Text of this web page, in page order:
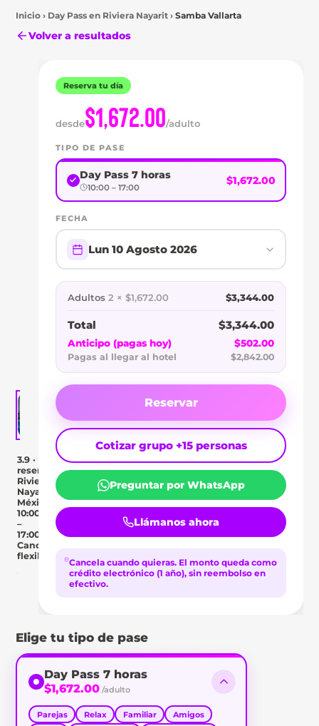
Inicio › Day Pass en Riviera Nayarit › Samba Vallarta
Volver a resultados
Riviera
DAY
PASS
SAMBA
VALLARTA
3.9 · 10
reseñas
Riviera
Nayarit,
México
10:00
–
17:00
Cancelación
flexible
Elige tu tipo de pase
Day Pass 7 horas
$1,672.00 /adulto
Parejas Relax Familiar
Amigos
Reserva tu día
desde$1,672.00/adulto
TIPO DE PASE
Day Pass 7 horas
10:00 – 17:00
$1,672.00
FECHA
Lun 10 Agosto 2026
Adultos 2 × $1,672.00 $3,344.00
Total $3,344.00
Anticipo (pagas hoy) $502.00
Pagas al llegar al hotel $2,842.00
Reservar
Cotizar grupo +15 personas
Preguntar por WhatsApp
Llámanos ahora
Cancela cuando quieras. El monto queda como
crédito electrónico (1 año), sin reembolso en
efectivo.